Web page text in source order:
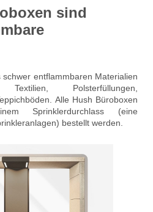
sind
entflammbaren Materialien
Polsterfüllungen,
Alle Hush Büroboxen
Sprinklerdurchlass (eine
bestellt werden.